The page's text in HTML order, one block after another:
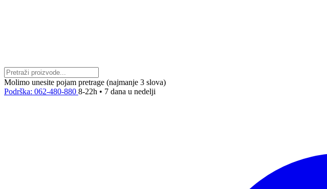
Molimo unesite pojam pretrage (najmanje 3 slova)
Podrška: 062-480-880 8-22h • 7 dana u nedelji